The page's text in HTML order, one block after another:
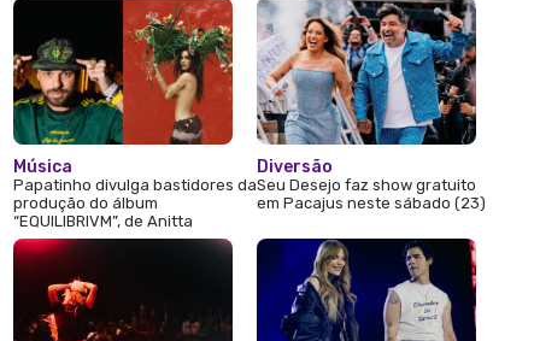
Música
Papatinho divulga bastidores da
produção do álbum
“EQUILIBRIVM”, de Anitta
Diversão
Seu Desejo faz show gratuito
em Pacajus neste sábado (23)